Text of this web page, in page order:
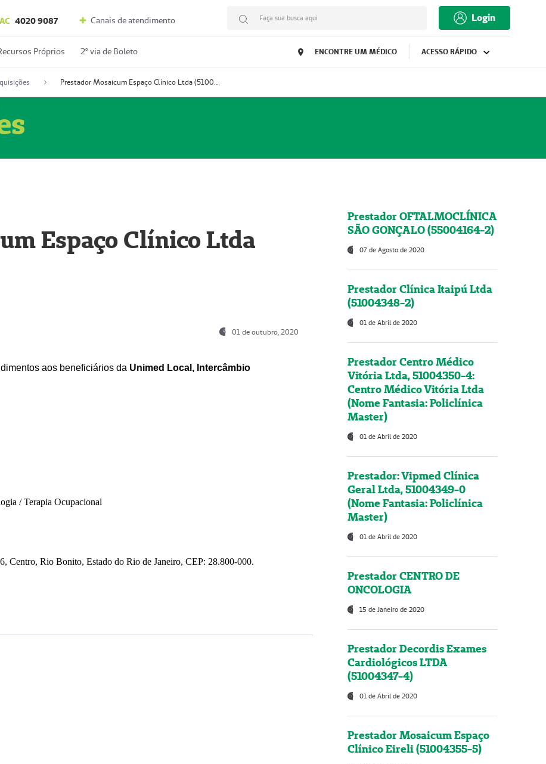
4020 9087 Canais de atendimento Faça sua busca aqui Login
Próprios 2º via de Boleto ENCONTRE UM MÉDICO ACESSO RÁPIDO
Prestador Mosaicum Espaço Clínico Ltda (51004352-0)
Espaço Clínico Ltda
01 de outubro, 2020
aos beneficiários da Unimed Local, Intercâmbio
/ Terapia Ocupacional
Centro, Rio Bonito, Estado do Rio de Janeiro, CEP: 28.800-000.
Prestador OFTALMOCLÍNICA
SÃO GONÇALO (55004164-2)
07 de Agosto de 2020
Prestador Clínica Itaipú Ltda
(51004348-2)
01 de Abril de 2020
Prestador Centro Médico
Vitória Ltda, 51004350-4:
Centro Médico Vitória Ltda
(Nome Fantasia: Policlínica
Master)
01 de Abril de 2020
Prestador: Vipmed Clínica
Geral Ltda, 51004349-0
(Nome Fantasia: Policlínica
Master)
01 de Abril de 2020
Prestador CENTRO DE
ONCOLOGIA
15 de Janeiro de 2020
Prestador Decordis Exames
Cardiológicos LTDA
(51004347-4)
01 de Abril de 2020
Prestador Mosaicum Espaço
Clínico Eireli (51004355-5)